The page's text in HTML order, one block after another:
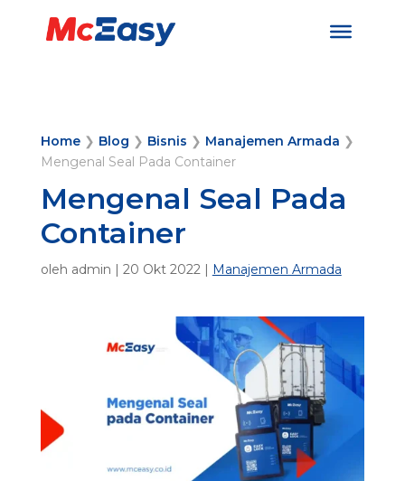
Home❯ Blog ❯ Bisnis ❯ Manajemen Armada ❯
Mengenal Seal Pada Container
Mengenal Seal Pada
Container
oleh admin | 20 Okt 2022| Manajemen Armada